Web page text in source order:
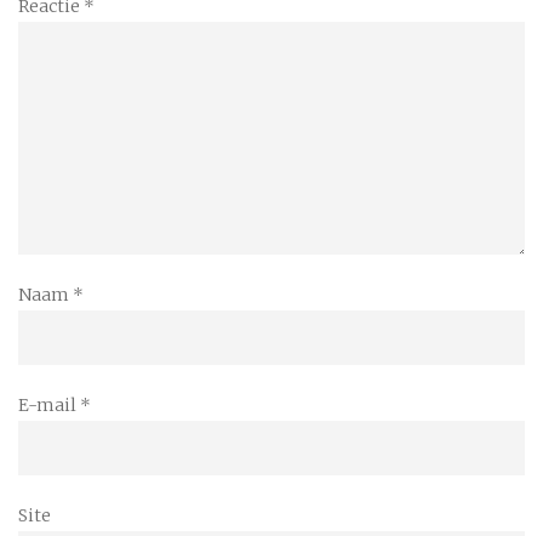
Reactie *
Naam *
E-mail *
Site